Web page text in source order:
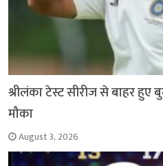
श्रीलंका टेस्ट सीरीज से बाहर हुए
मौका
August 3, 2026